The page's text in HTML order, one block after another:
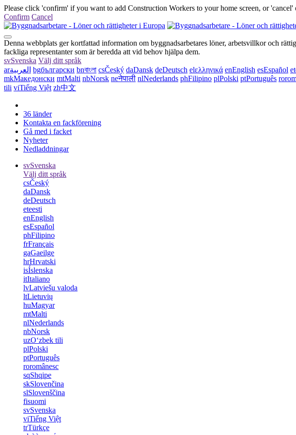
Please click 'confirm' if you want to add Construction Workers to your home screen, or 'cancel'
Confirm Cancel
Denna webbplats ger kortfattad information om byggnadsarbetares löner, arbetsvillkor och
fackliga representanter som är beredda att vid behov hjälpa dem.
svSvenska Välj ditt språk
arالعربية bgбългарски bnবাংলা csČeský daDansk deDeutsch elελληνικά enEnglish esEspañol et
mkМакедонски mtMalti nbNorsk neनेपाली nlNederlands phFilipino plPolski ptPortuguês ro
tili viTiếng Việt zh中文
36 länder
Kontakta en fackförening
Gå med i facket
Nyheter
Nedladdningar
svSvenska
Välj ditt språk
csČeský
daDansk
deDeutsch
eteesti
enEnglish
esEspañol
phFilipino
frFrançais
gaGaeilge
hrHrvatski
isÍslenska
itItaliano
lvLatviešu valoda
ltLietuvių
huMagyar
mtMalti
nlNederlands
nbNorsk
uzOʻzbek tili
plPolski
ptPortuguês
roromânesc
sqShqipe
skSlovenčina
slSlovenščina
fisuomi
svSvenska
viTiếng Việt
trTürkçe